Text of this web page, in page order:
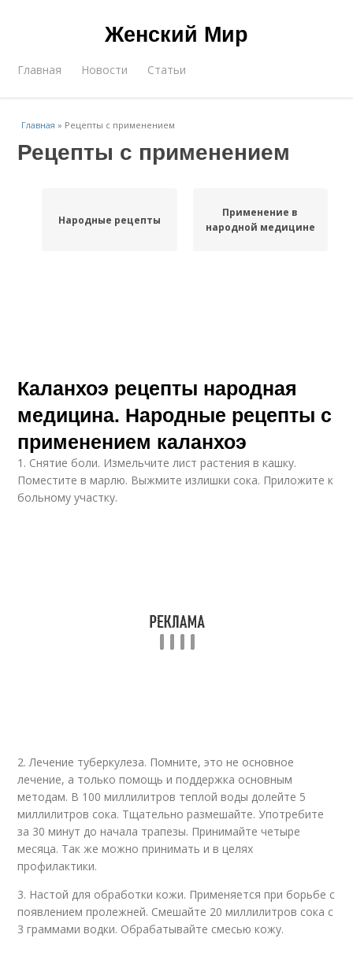
Женский Мир
Главная Новости Статьи
Главная » Рецепты с применением
Рецепты с применением
Народные рецепты
Применение в
народной медицине
Каланхоэ рецепты народная
медицина. Народные рецепты с
применением каланхоэ
1. Снятие боли. Измельчите лист растения в кашку.
Поместите в марлю. Выжмите излишки сока. Приложите к
больному участку.
2. Лечение туберкулеза. Помните, это не основное
лечение, а только помощь и поддержка основным
методам. В 100 миллилитров теплой воды долейте 5
миллилитров сока. Тщательно размешайте. Употребите
за 30 минут до начала трапезы. Принимайте четыре
месяца. Так же можно принимать и в целях
профилактики.
3. Настой для обработки кожи. Применяется при борьбе с
появлением пролежней. Смешайте 20 миллилитров сока с
3 граммами водки. Обрабатывайте смесью кожу.